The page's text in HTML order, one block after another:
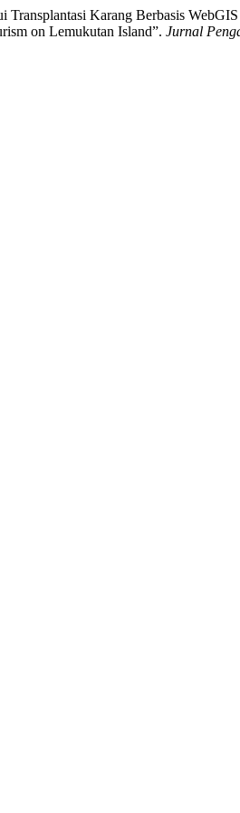
Transplantasi Karang Berbasis
on Lemukutan Island”. Jurnal